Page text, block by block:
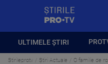
ULTIMELE ȘTIRI
Stirileprotv Știri Actuale
O familie de